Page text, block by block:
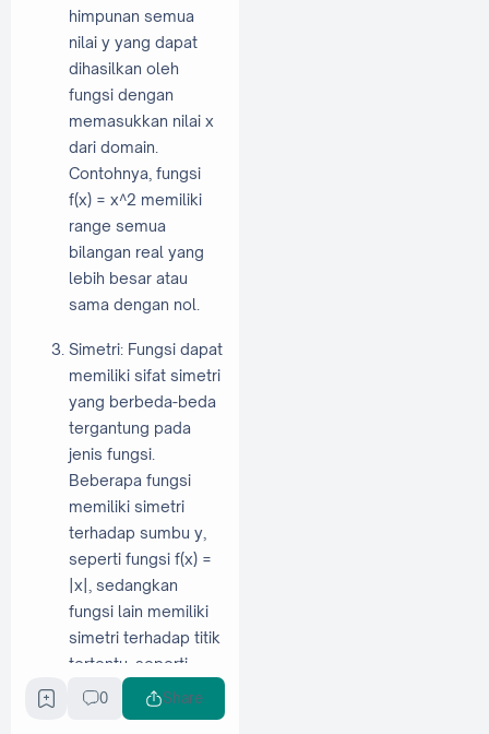
himpunan semua
nilai y yang dapat
dihasilkan oleh
fungsi dengan
memasukkan nilai x
dari domain.
Contohnya, fungsi
f(x) = x^2 memiliki
range semua
bilangan real yang
lebih besar atau
sama dengan nol.
Simetri: Fungsi dapat
memiliki sifat simetri
yang berbeda-beda
tergantung pada
jenis fungsi.
Beberapa fungsi
memiliki simetri
terhadap sumbu y,
seperti fungsi f(x) =
|x|, sedangkan
fungsi lain memiliki
simetri terhadap titik
tertentu, seperti
fungsi f(x) = x^2.
0 Share